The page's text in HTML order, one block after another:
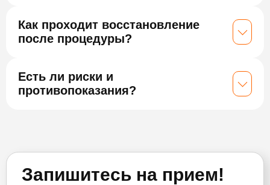
Как проходит восстановление
после процедуры?
Есть ли риски и
противопоказания?
Запишитесь на прием!